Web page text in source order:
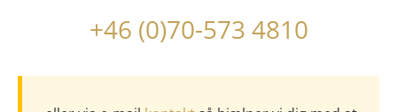
+46 (0)70-573 4810